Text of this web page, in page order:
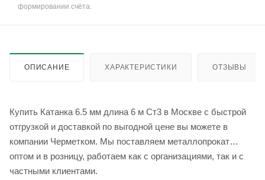
формировании счёта.
ОПИСАНИЕ ХАРАКТЕРИСТИКИ ОТЗЫВЫ
Купить Катанка 6.5 мм длина 6 м Ст3 в Москве с быстрой
отгрузкой и доставкой по выгодной цене вы можете в
компании Черметком. Мы поставляем металлопрокат
оптом и в розницу, работаем как с организациями, так и с
частными клиентами.